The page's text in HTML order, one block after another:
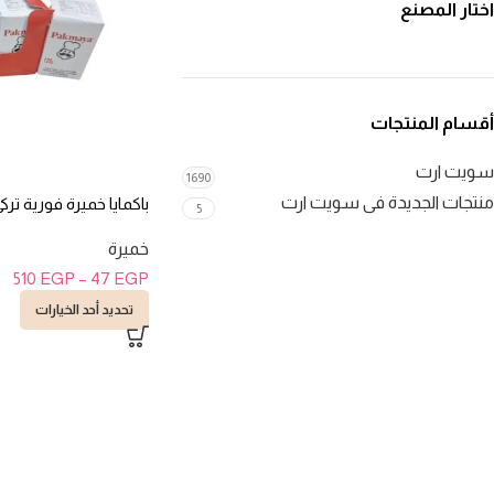
اختار المصنع
أقسام المنتجات
سويت ارت 1690
منتجات الجديدة فى سويت ارت 5 باكمايا خميرة فورية تركى 125
خميرة
47 EGP
–
510 EGP
تحديد أحد الخيارات